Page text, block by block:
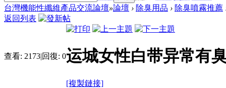
台灣機能性纖維產品交流論壇»論壇 › 除臭用品 › 除臭噴霧推薦
返回列表
查看: 2173|回復: 0运城女性白带异常有
[複製鏈接]